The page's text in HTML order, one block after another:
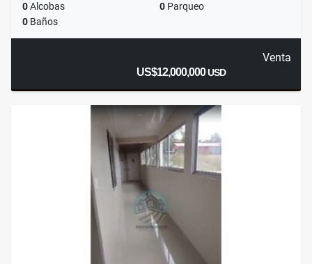
0Alcobas 0 Parqueo
0 Baños
Venta
US$12,000,000USD